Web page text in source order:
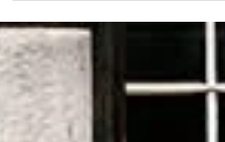
Myslíš si, že fraktálna kresba je „iba“ akýsi relax?
Určite aj… no nielen to. Okrem toho, že pri
fraktálnej kresbe sa človek spája so svojím vlastným
JA, si pomocou pasteliek dokáže doslova nakresliť
svoj svet —a vôbec pritom nemusí byť umelec ani
vedieť kresliť. To, čo vznikne na papieri, je odraz
aktuálneho vnútorného sveta… a práve cez
terapeutické kresby ho možno krok za krok